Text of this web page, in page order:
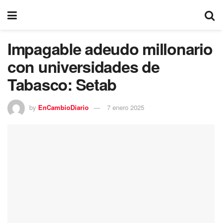
Impagable adeudo millonario
con universidades de
Tabasco: Setab
by EnCambioDiario 7 enero 2025